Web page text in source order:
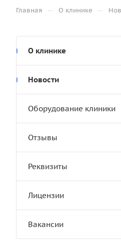
Главная — О клинике —
О клинике
Новости
Оборудование клиники
Отзывы
Реквизиты
Лицензии
Вакансии